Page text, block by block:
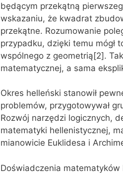
będącym przekątną
wskazaniu, że kwadrat
przekątne. Rozumowanie
przypadku, dzięki temu mógł
wspólnego z geometrią[2].
matematycznej, a sama
Okres helleński stanowił
problemów, przygotowywał
Rozwój narzędzi logicznych,
matematyki hellenistycznej,
mianowicie Euklidesa i
Doświadczenia